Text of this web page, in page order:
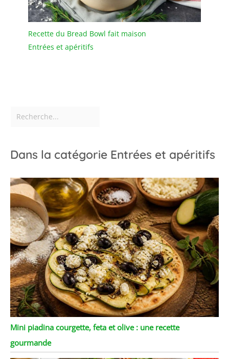
généralisée】Cet
ensemble de couverts à
cuillères multifonctionnel
convient à une variété
Recette du Bread Bowl fait maison
Entrées et apéritifs
Dans la catégorie Entrées et apéritifs
Mini piadina courgette, feta et olive : une recette
gourmande